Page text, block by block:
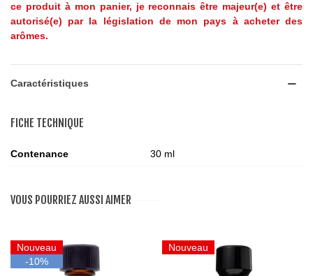
ce produit à mon panier, je reconnais être majeur(e) et être
autorisé(e) par la législation de mon pays à acheter des
arômes.
Caractéristiques
FICHE TECHNIQUE
Contenance 30 ml
VOUS POURRIEZ AUSSI AIMER
Nouveau
-10%
Nouveau